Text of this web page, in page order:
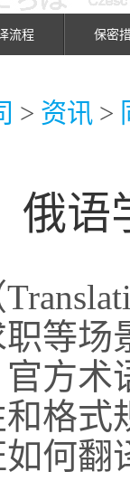
流程 保密
> 资讯 >
俄语
等
方术
格式
何